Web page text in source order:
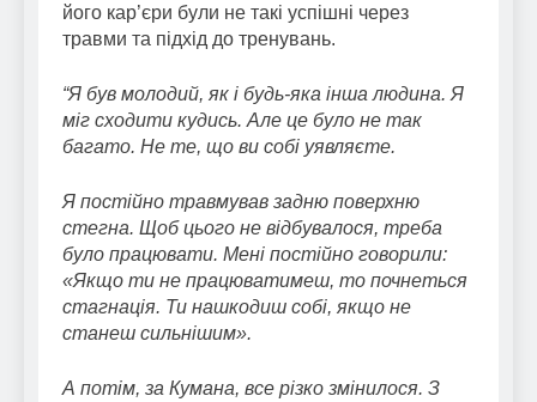
його кар’єри були не такі успішні через
травми та підхід до тренувань.
“Я був молодий, як і будь-яка інша людина. Я
міг сходити кудись. Але це було не так
багато. Не те, що ви собі уявляєте.
Я постійно травмував задню поверхню
стегна. Щоб цього не відбувалося, треба
було працювати. Мені постійно говорили:
«Якщо ти не працюватимеш, то почнеться
стагнація. Ти нашкодиш собі, якщо не
станеш сильнішим».
А потім, за Кумана, все різко змінилося. З